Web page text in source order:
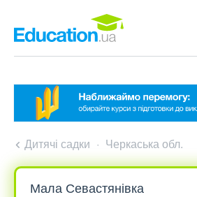
Дитячі садки Черкаська обл.